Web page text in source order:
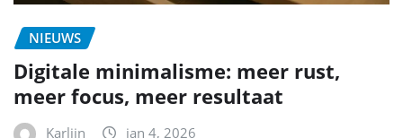
NIEUWS
Digitale minimalisme: meer rust,
meer focus, meer resultaat
Karlijn jan 4, 2026